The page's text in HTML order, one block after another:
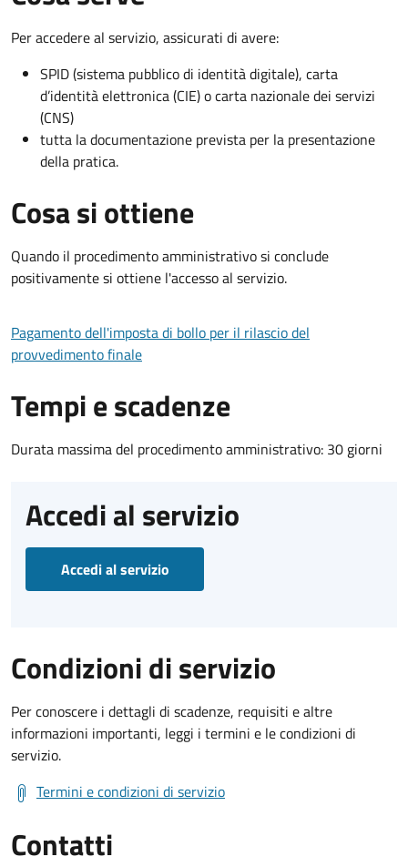
Per accedere al servizio, assicurati di avere:
SPID (sistema pubblico di identità digitale), carta
d’identità elettronica (CIE) o carta nazionale dei servizi
(CNS)
tutta la documentazione prevista per la presentazione
della pratica.
Cosa si ottiene
Quando il procedimento amministrativo si conclude
positivamente si ottiene l'accesso al servizio.
Pagamento dell'imposta di bollo per il rilascio del
provvedimento finale
Tempi e scadenze
Durata massima del procedimento amministrativo: 30 giorni
Accedi al servizio
Accedi al servizio
Condizioni di servizio
Per conoscere i dettagli di scadenze, requisiti e altre
informazioni importanti, leggi i termini e le condizioni di
servizio.
Termini e condizioni di servizio
Contatti